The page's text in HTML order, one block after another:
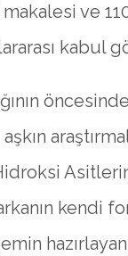
ve
kabul
kendi